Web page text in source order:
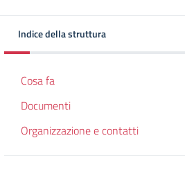
Indice della struttura
Cosa fa
Documenti
Organizzazione e contatti